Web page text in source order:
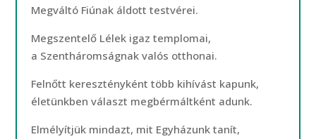
Megváltó Fiúnak áldott testvérei.
Megszentelő Lélek igaz templomai,
a Szentháromságnak valós otthonai.
Felnőtt keresztényként több kihívást kapunk,
életünkben választ megbérmáltként adunk.
Elmélyítjük mindazt, mit Egyházunk tanít,